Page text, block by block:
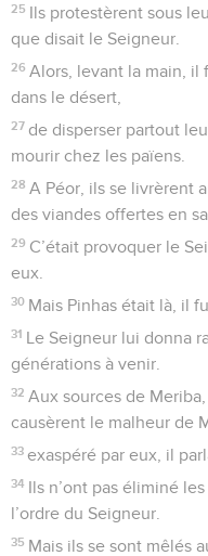
25 Ils protestèrent sous
que disait le Seigneur.
26 Alors, levant la main, il
dans le désert,
27 de disperser partout
mourir chez les païens.
28 A Péor, ils se livrèrent
des viandes offertes en
29 C’était provoquer le
eux.
30 Mais Pinhas était là, il
31 Le Seigneur lui donna
générations à venir.
32 Aux sources de
causèrent le malheur de
33 exaspéré par eux, il
34 Ils n’ont pas éliminé
l’ordre du Seigneur.
35 Mais ils se sont mêlés